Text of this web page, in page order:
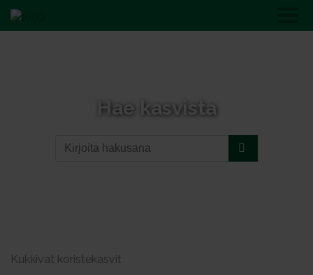
Hae kasvista
Kukkivat koristekasvit